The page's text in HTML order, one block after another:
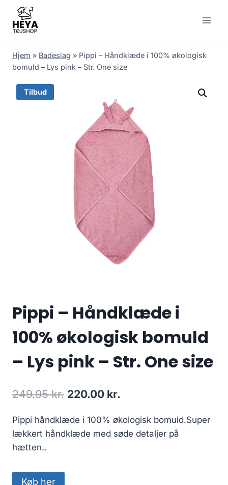
content
Hjem » Badeslag » Pippi – Håndklæde i 100% økologisk
bomuld – Lys pink – Str. One size
Tilbud
Pippi – Håndklæde i
100% økologisk bomuld
– Lys pink – Str. One size
249.95kr. Original
was:
220.00 kr.
is:
Pippi håndklæde i 100% økologisk bomuld.Super
lækkert håndklæde med søde detaljer på
hætten..
Køb her